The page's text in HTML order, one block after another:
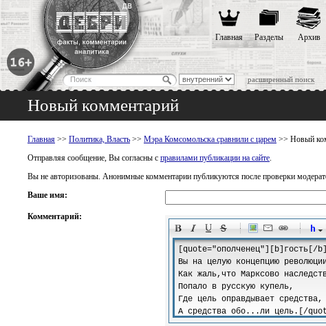
расширенный поиск
Главная Разделы Архив
Новый комментарий
Главная >> Политика, Власть >> Мэра Комсомольска сравнили с царем >> Новый
Отправляя сообщение, Вы согласны с правилами публикации на сайте.
Вы не авторизованы. Анонимные комментарии публикуются после проверки
Ваше имя:
Комментарий:
-
-
-
-
-
-
-
-
-
-
-
-
-
-
-
-
-
-